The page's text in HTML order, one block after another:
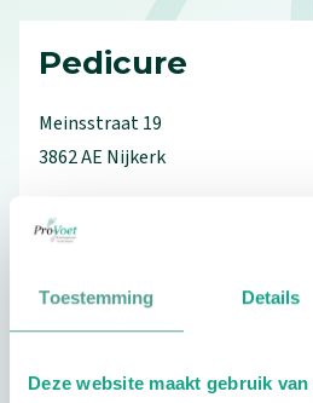
Toestemming Details
Deze website maakt gebruik
Pedicure
Meinsstraat19
3862 AE Nijkerk
Schrijf ook een review